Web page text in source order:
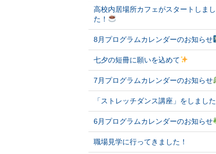
高校内居場所カフェがスタートしまし
た！
8月プログラムカレンダーのお知らせ
七夕の短冊に願いを込めて
7月プログラムカレンダーのお知らせ
「ストレッチダンス講座」をしました
6月プログラムカレンダーのお知らせ
職場見学に行ってきました！